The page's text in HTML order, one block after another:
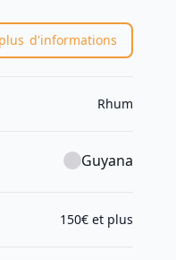
d'informations
Rhum
Guyana
150€ et plus